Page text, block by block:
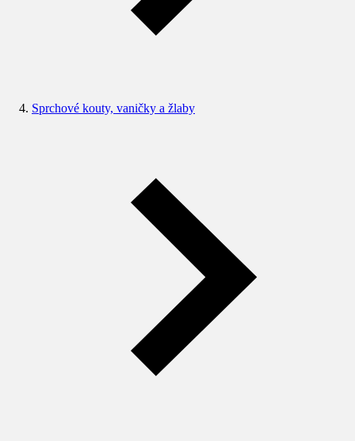
Sprchové kouty, vaničky a žlaby